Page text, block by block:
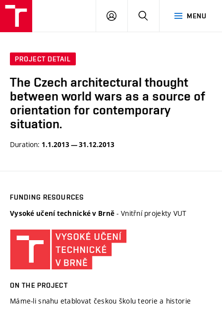
MENU
LOG
SEARCH
PROJECT DETAIL
The Czech architectural thought
between world wars as a source of
orientation for contemporary
situation.
Duration: 1.1.2013 — 31.12.2013
FUNDING RESOURCES
Vysoké učení technické v Brně - Vnitřní projekty VUT
ON THE PROJECT
Máme-li snahu etablovat českou školu teorie a historie